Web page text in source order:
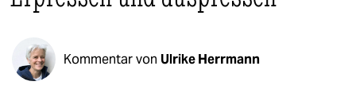
politik
öko
gesellschaft
Kommentar von Ulrike Herrmann